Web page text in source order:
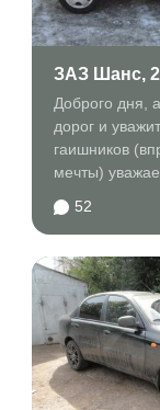
ЗАЗ Шанс,
Доброго дня,
дорог и
гаишников
мечты)
52